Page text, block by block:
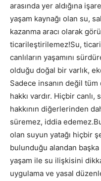
arasında yer aldığına
yaşam kaynağı olan su,
kazanma aracı olarak
ticarileştirilemez!Su,
canlıların yaşamını
olduğu doğal bir varlık,
Sadece insanın değil tüm
hakkı vardır. Hiçbir canlı,
hakkının diğerlerinden
süremez, iddia
olan suyun yatağı hiçbir
bulunduğu alandan başka
yaşam ile su ilişkisini
uygulama ve yasal